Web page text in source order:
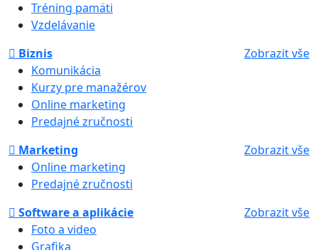
Tréning pamäti
Vzdelávanie
Biznis
Zobrazit vše
Komunikácia
Kurzy pre manažérov
Online marketing
Predajné zručnosti
Marketing
Zobrazit vše
Online marketing
Predajné zručnosti
Software a aplikácie
Zobrazit vše
Foto a video
Grafika